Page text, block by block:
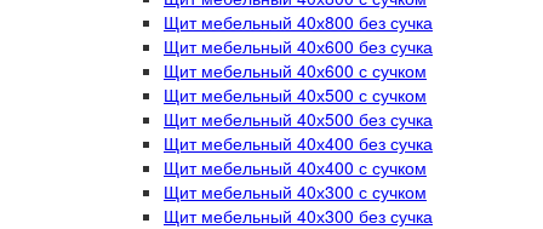
Щит мебельный 40х800 без сучка
Щит мебельный 40х600 без сучка
Щит мебельный 40х600 с сучком
Щит мебельный 40х500 с сучком
Щит мебельный 40х500 без сучка
Щит мебельный 40х400 без сучка
Щит мебельный 40х400 с сучком
Щит мебельный 40х300 с сучком
Щит мебельный 40х300 без сучка